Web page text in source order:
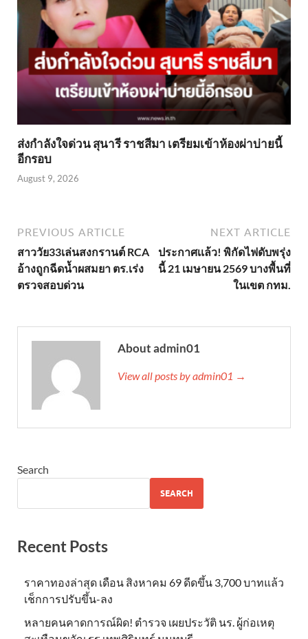
ส่งกำลังใจด่วน สุนารี ราชสีมา เตรียมเข้าห้องผ่าบ่ายนี้
อีกรอบ
August 9, 2026
PREVIOUS ARTICLE
สาววัย33เล่นสงกรานต์ RCA
อ้างถูกฉีดน้ำผสมยา ตร.เร่ง
ตรวจสอบด่วน
NEXT ARTICLE
ประกาศเเล้ว! พิกัดไฟดับพรุ่ง
นี้ 21 เมษายน 2569 บางพื้นที่
ในเขต กทม.
About admin01
View all posts by admin01 →
Search
SEARCH
Recent Posts
ราคาทองล่าสุด เดือน สิงหาคม 69 ดีดขึ้น 3,700 บาทแล้ว
เช็กการปรับขึ้น-ลง
หลายคนคาดการณ์ผิด! ตำรวจ เผยประวัติ นร. ผู้ก่อเหตุ